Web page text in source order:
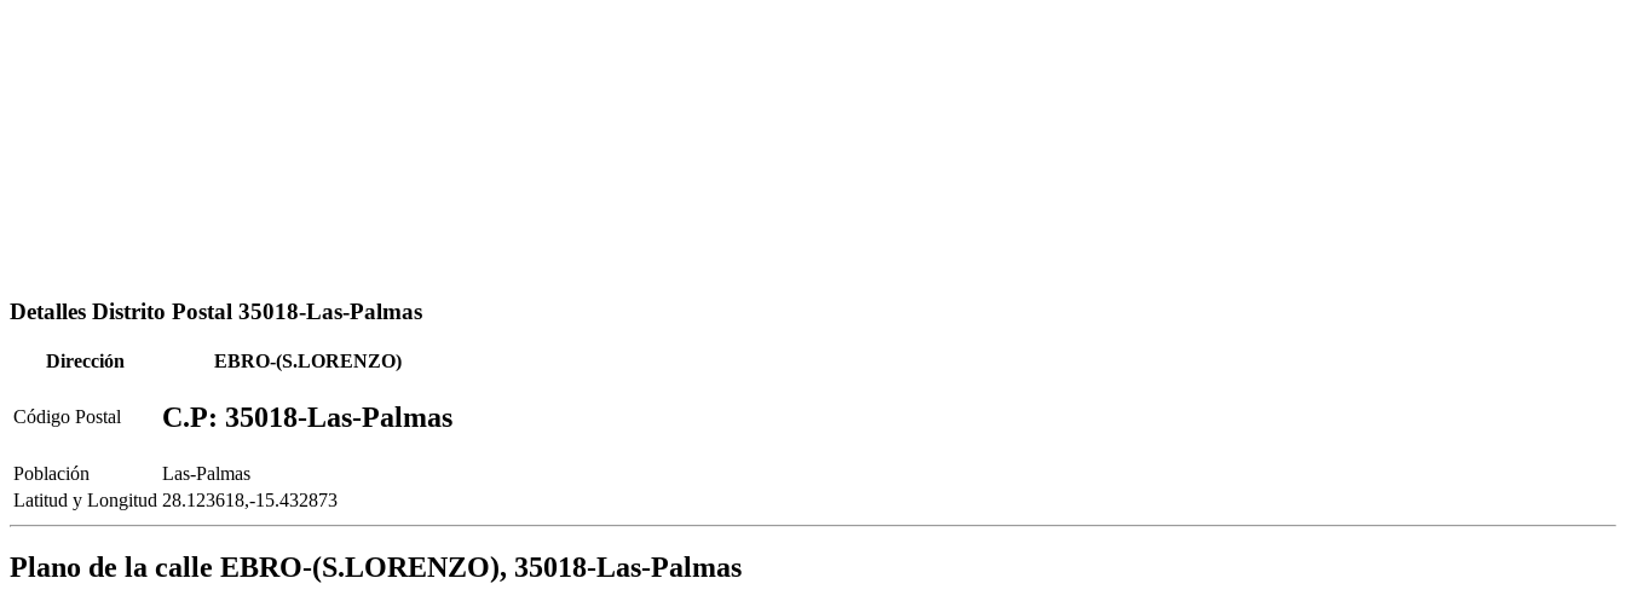
Detalles Distrito Postal 35018-Las-Palmas
Dirección EBRO-(S.LORENZO)
Código Postal C.P: 35018-Las-Palmas
Población
Las-Palmas
Latitud y Longitud 28.123618,-15.432873
Plano de la calle EBRO-(S.LORENZO), 35018-Las-Palmas